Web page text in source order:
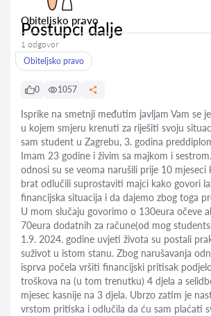
Obiteljsko pravo
Postupci dalje
1 odgovor
Obiteljsko pravo
0 1057
Isprike na smetnji međutim javljam Vam se
u kojem smjeru krenuti za riješiti svoju
sam student u Zagrebu, 3. godina
Imam 23 godine i živim sa majkom i
odnosi su se veoma narušili prije 10 mjeseci
brat odlučili suprostaviti majci kako govori
financijska situacija i da dajemo zbog toga
U mom slučaju govorimo o 130eura očeve
70eura dodatnih za račune(od mog
1.9. 2024. godine uvjeti života su postali
suživot u istom stanu. Zbog narušavanja
isprva počela vršiti financijski pritisak
troškova na (u tom trenutku) 4 djela a
mjesec kasnije na 3 djela. Ubrzo zatim je
vrstom pritiska i odlučila da ću sam plaćati